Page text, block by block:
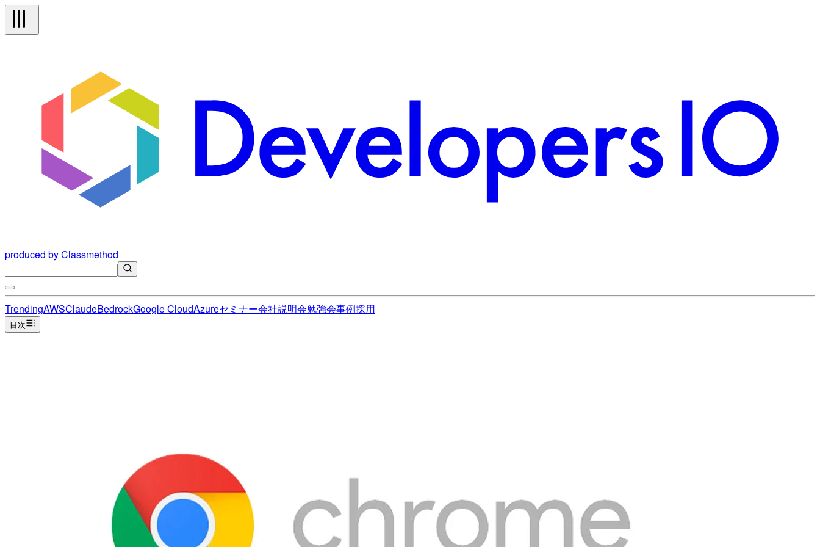
produced by Classmethod
TrendingAWSClaudeBedrockGoogle CloudAzureセミナー会社説明会勉強会事例採用
目次